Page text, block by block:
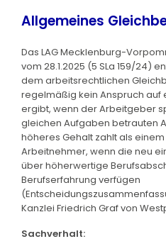
Allgemeines
Das LAG Mecklenburg-
vom 28.1.2025 (5 SLa 159/24)
dem arbeitsrechtlichen
regelmäßig kein Anspruch auf
ergibt, wenn der Arbeitgeber
gleichen Aufgaben betrauten
höheres Gehalt zahlt als
Arbeitnehmer, wenn die neu
über höherwertige
Berufserfahrung verfügen
Kanzlei Friedrich Graf von
Sachverhalt: